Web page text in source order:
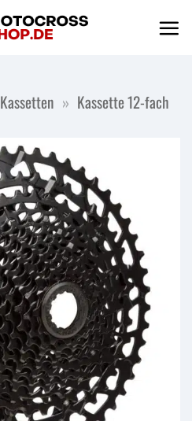
Kassetten » Kassette 12-fach